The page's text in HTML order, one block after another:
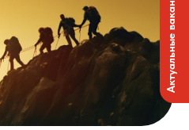
Актуальные вакансии